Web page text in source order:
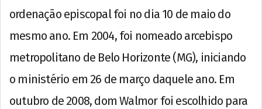
ordenação episcopal foi no dia 10 de maio do
mesmo ano. Em 2004, foi nomeado arcebispo
metropolitano de Belo Horizonte (MG), iniciando
o ministério em 26 de março daquele ano. Em
outubro de 2008, dom Walmor foi escolhido para